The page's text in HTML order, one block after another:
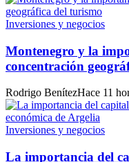
Inversiones y negocios
Montenegro y la
concentración
Rodrigo BenítezHace 11
Inversiones y negocios
La importancia del